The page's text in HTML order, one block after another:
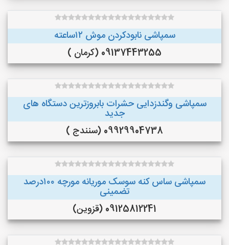
سمپاشی نابودکردن موش ۱۲ساعته
09137443255 (کرمان )
سمپاشی وگندزدایی حشرات بابروزترین دستگاه های
جدید
09929904738 (سنندج )
سمپاشی ساس کنه سوسک موریانه مورچه ۱۰۰درصد
تضمینی
09125812241 (قزوین)